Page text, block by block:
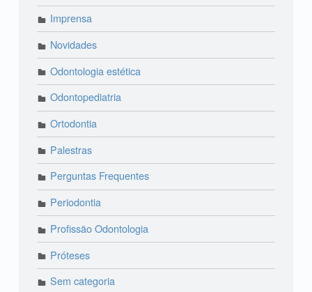
Imprensa
Novidades
Odontologia estética
Odontopediatria
Ortodontia
Palestras
Perguntas Frequentes
Periodontia
Profissão Odontologia
Próteses
Sem categoria